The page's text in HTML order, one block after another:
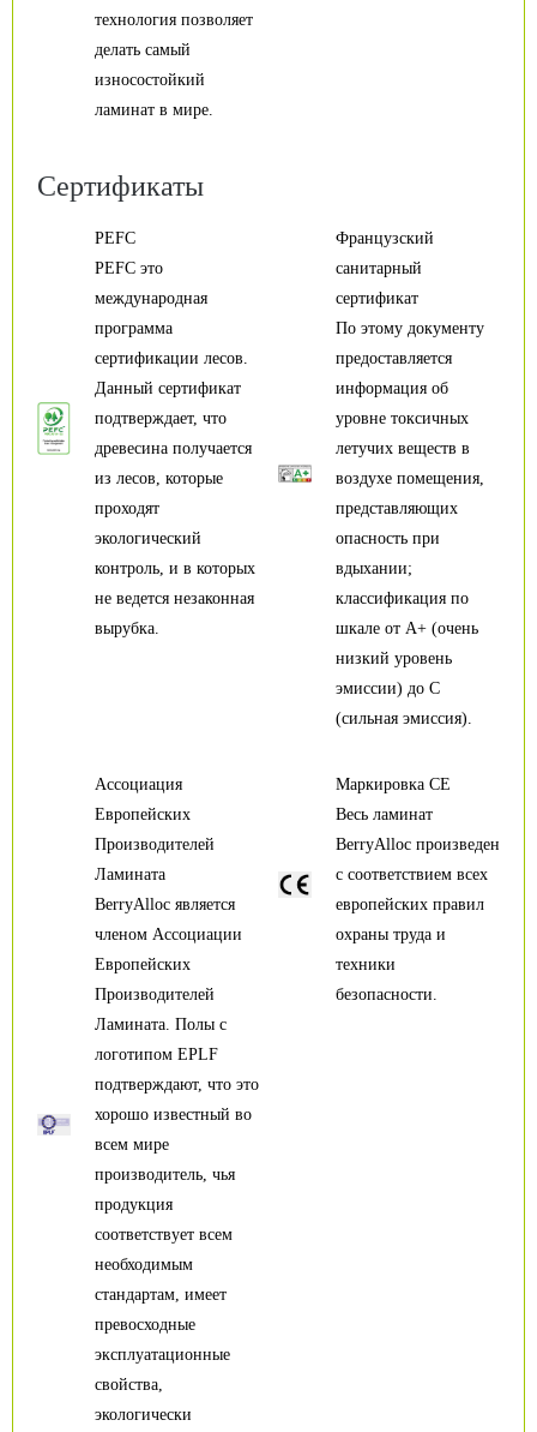
технология позволяет
делать самый
износостойкий
ламинат в мире.
Сертификаты
Французский
санитарный
сертификат
По этому документу
предоставляется
информация об
уровне токсичных
летучих веществ в
воздухе помещения,
представляющих
опасность при
вдыхании;
классификация по
шкале от А+ (очень
низкий уровень
эмиссии) до С
(сильная эмиссия).
PEFC
PEFC это
международная
программа
сертификации лесов.
Данный сертификат
подтверждает, что
древесина получается
из лесов, которые
проходят
экологический
контроль, и в которых
не ведется незаконная
вырубка.
Ассоциация
Европейских
Производителей
Ламината
BerryAlloc является
членом Ассоциации
Европейских
Производителей
Ламината. Полы с
логотипом EPLF
подтверждают, что это
хорошо известный во
всем мире
производитель, чья
продукция
соответствует всем
необходимым
стандартам, имеет
превосходные
эксплуатационные
свойства,
экологически
Маркировка CE
Весь ламинат
BerryAlloc произведен
с соответствием всех
европейских правил
охраны труда и
техники
безопасности.